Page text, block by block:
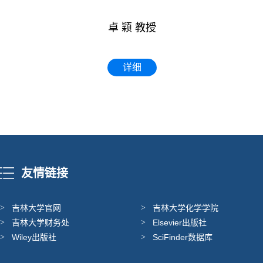
卓 颖 教授
详细
友情链接
吉林大学官网
吉林大学化学学院
吉林大学财务处
Elsevier出版社
Wiley出版社
SciFinder数据库